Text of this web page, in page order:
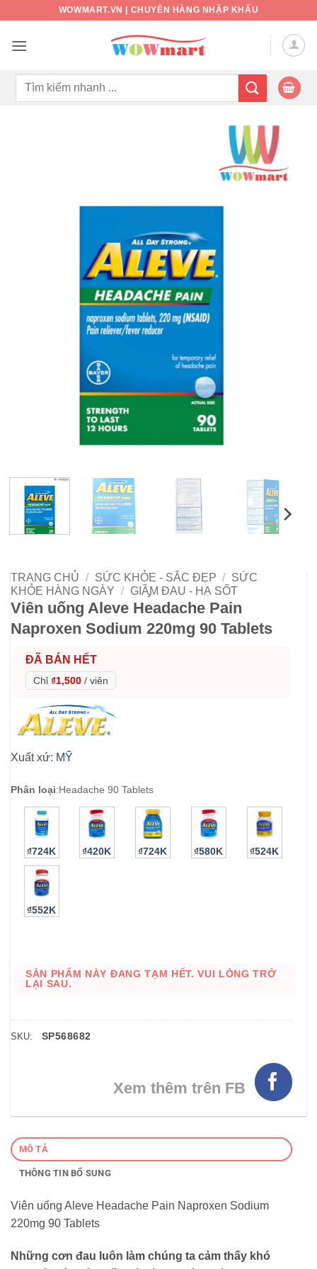
nội
WOWMART.VN | CHUYÊN HÀNG NHẬP KHẨU
Tìm
TRANG CHỦ / SỨC KHỎE - SẮC ĐẸP / SỨC
KHỎE HÀNG NGÀY / GIẦ̡M ĐAU - HẠ SỐT
Viên uống Aleve Headache Pain
Naproxen Sodium 220mg 90 Tablets
ĐÃ BÁN HẾT
Chỉ ₫1,500 / viên
Xuất xứ: MỸ
Phân loại:Headache 90 Tablets
₫724K ₫420K ₫724K ₫580K ₫524K
₫552K
SẢN PHẨM NÀY ĐANG TẠM HẾT. VUI LÒNG TRỞ
LẠI SAU.
SKU: SP568682
Xem thêm trên FB
MÔ TẢ
THÔNG TIN BỔ SUNG
Viên uống Aleve Headache Pain Naproxen Sodium
220mg 90 Tablets
Những cơn đau luôn làm chúng ta cảm thấy khó